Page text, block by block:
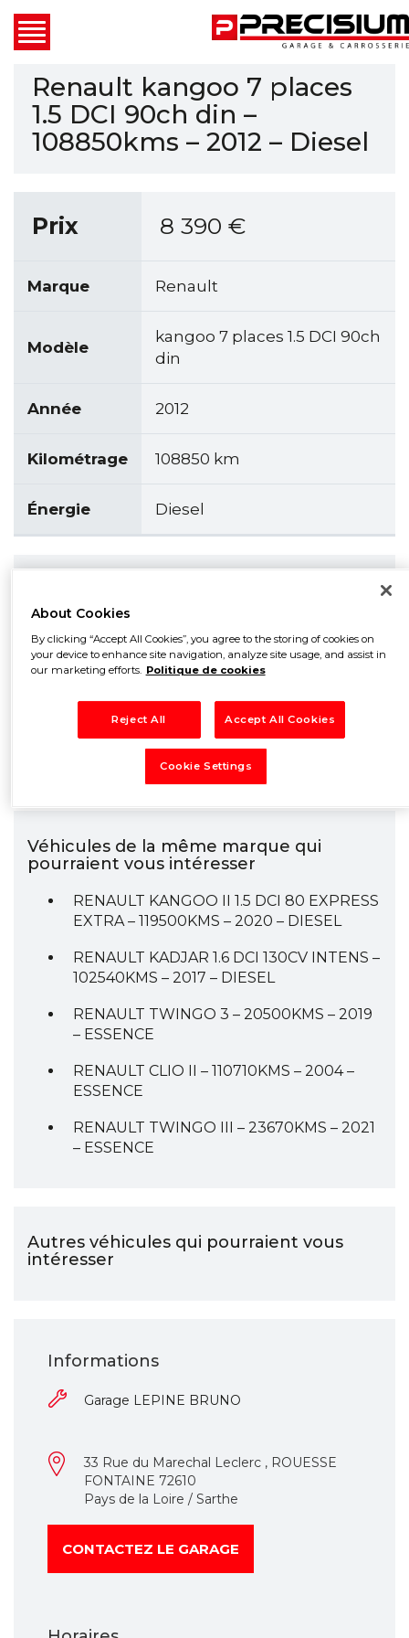
Renault kangoo 7 places
1.5 DCI 90ch din –
108850kms – 2012 – Diesel
Prix 8 390 €
Marque Renault
Modèle
kangoo 7 places 1.5 DCI 90ch
din
Année 2012
Kilométrage 108850 km
Énergie Diesel
régulateur : limiteur de vitesse
vitres et rétroviseurs électriques
airbags
radio cd commande au volant
Véhicules de la même marque qui
pourraient vous intéresser
RENAULT KANGOO II 1.5 DCI 80 EXPRESS
EXTRA – 119500KMS – 2020 – DIESEL
RENAULT KADJAR 1.6 DCI 130CV INTENS –
102540KMS – 2017 – DIESEL
RENAULT TWINGO 3 – 20500KMS – 2019
– ESSENCE
RENAULT CLIO II – 110710KMS – 2004 –
ESSENCE
RENAULT TWINGO III – 23670KMS – 2021
– ESSENCE
Autres véhicules qui pourraient vous
intéresser
Informations
Garage LEPINE BRUNO
33 Rue du Marechal Leclerc , ROUESSE
FONTAINE 72610
Pays de la Loire / Sarthe
CONTACTEZ LE GARAGE
About Cookies
By clicking “Accept All Cookies”, you agree to the storing of cookies on
your device to enhance site navigation, analyze site usage, and assist in
our marketing efforts. Politique de cookies
Reject All Accept All Cookies
Cookie Settings